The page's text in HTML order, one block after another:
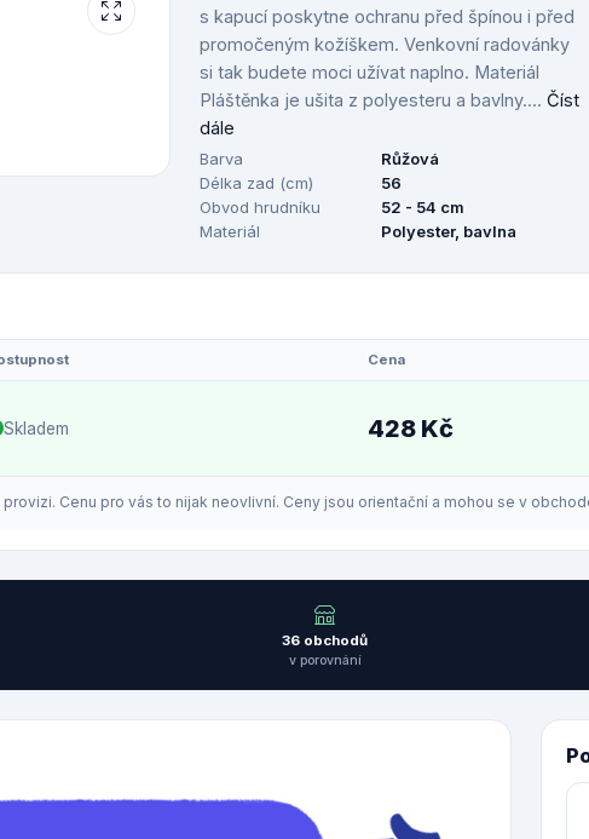
s kapucí poskytne ochranu před špínou i před
promočeným kožíškem. Venkovní radovánky
si tak budete moci užívat naplno. Materiál
Pláštěnka je ušita z polyesteru a bavlny.... Číst
dále
Barva
Růžová
Délka zad (cm)
56
Obvod hrudníku
52 - 54 cm
Materiál
Polyester, bavlna
Cena
Skladem 428 Kč
Cenu pro vás to nijak neovlivní. Ceny jsou orientační a mohou se v
36 obchodů
v porovnání